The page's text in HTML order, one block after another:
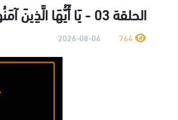
الحلقة 03 - يَا أَيُّهَا الَّذِينَ آمَنُوا لَا تُقَدِّمُوا بَيْنَ يَدَيِ اللَّهِ وَرَسُولِهِ
2026-08-06